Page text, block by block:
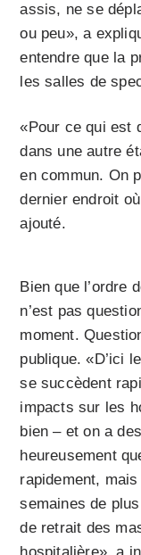
assis, ne se
ou peu», a
entendre que la
les salles de
«Pour ce qui est
dans une autre
en commun. On
dernier endroit
ajouté.
Bien que l’ordre
n’est pas
moment.
publique. «D’ici
se succèdent
impacts sur les
bien – et on a
heureusement
rapidement,
semaines de
de retrait des